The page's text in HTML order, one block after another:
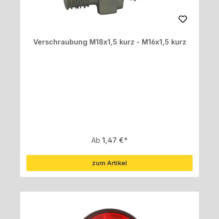
Verschraubung M18x1,5 kurz - M16x1,5 kurz
Regulärer Preis:
Ab 1,47 €
zum Artikel